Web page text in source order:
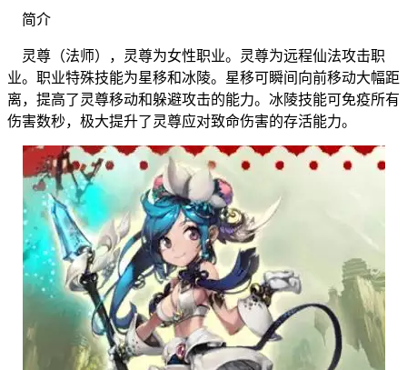
简介
灵尊（法师），灵尊为女性职业。灵尊为远程仙法攻击职
业。职业特殊技能为星移和冰陵。星移可瞬间向前移动大幅距
离，提高了灵尊移动和躲避攻击的能力。冰陵技能可免疫所有
伤害数秒，极大提升了灵尊应对致命伤害的存活能力。